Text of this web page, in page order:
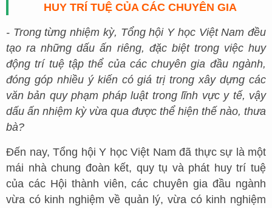
HUY TRÍ TUỆ CỦA CÁC CHUYÊN GIA
- Trong từng nhiệm kỳ, Tổng hội Y học Việt Nam đều
tạo ra những dấu ấn riêng, đặc biệt trong việc huy
động trí tuệ tập thể của các chuyên gia đầu ngành,
đóng góp nhiều ý kiến có giá trị trong xây dựng các
văn bản quy phạm pháp luật trong lĩnh vực y tế, vậy
dấu ấn nhiệm kỳ vừa qua được thể hiện thế nào, thưa
bà?
Đến nay, Tổng hội Y học Việt Nam đã thực sự là một
mái nhà chung đoàn kết, quy tụ và phát huy trí tuệ
của các Hội thành viên, các chuyên gia đầu ngành
vừa có kinh nghiệm về quản lý, vừa có kinh nghiệm